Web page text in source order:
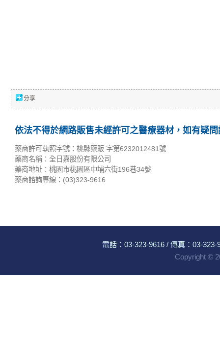
分享
依法不得於網路販售未經許可之醫療器材，如有疑
藥商許可執照字號：桃縣藥販 字第6232012481號
藥商名稱：全日嘉股份有限公司
藥商地址：桃園市桃園區中埔六街196巷34號
藥商諮詢專線：(03)323-9616
電話： 03-323-9616 / 傳真：03-323-
Copyright ©